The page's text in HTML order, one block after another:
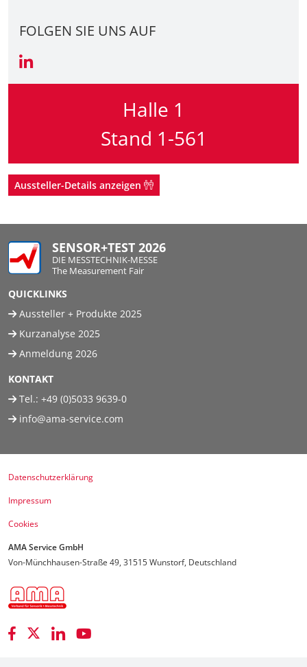
FOLGEN SIE UNS AUF
Halle 1
Stand 1-561
Aussteller-Details anzeigen
SENSOR+TEST 2026
DIE MESSTECHNIK-MESSE
The Measurement Fair
QUICKLINKS
Aussteller + Produkte 2025
Kurzanalyse 2025
Anmeldung 2026
KONTAKT
Tel.: +49 (0)5033 9639-0
info@ama-service.com
Datenschutzerklärung
Impressum
Cookies
AMA Service GmbH
Von-Münchhausen-Straße 49, 31515 Wunstorf, Deutschland